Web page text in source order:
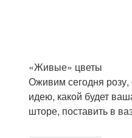
Поделки для
«Живые» цветы
Оживим сегодня
идею, какой будет
шторе, поставить в